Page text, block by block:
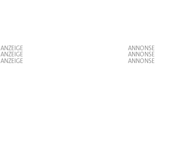
ANZEIGE
ANZEIGE
ANZEIGE